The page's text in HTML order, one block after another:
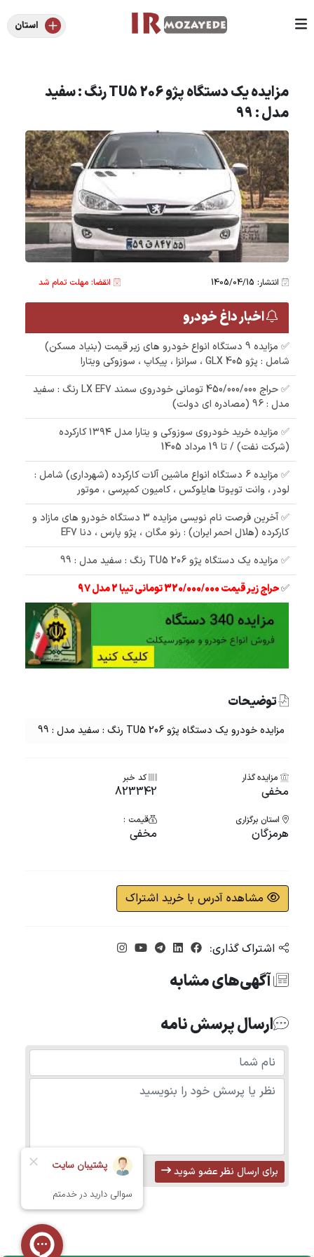
استان
مزایده یک دستگاه پژو 206 TU5 رنگ : سفید
مدل : 99
انتشار: 1405/04/15 انقضا: مهلت تمام شد
اخبار داغ خودرو
✅ مزایده 9 دستگاه انواع خودرو های زیر قیمت (بنیاد مسکن)
شامل : پژو 405 GLX ، سرانزا ، پیکاپ ، سوزوکی ویتارا
✅ حراج 450/000/000 تومانی خودروی سمند LX EF7 رنگ : سفید
مدل : 96 (مصادره ای دولت)
✅ مزایده خرید خودروی سوزوکی و یتارا مدل ۱۳۹۴ کارکرده
(شرکت نفت) / تا 19 مرداد 1405
✅ مزایده 6 دستگاه انواع ماشین آلات کارکرده (شهرداری) شامل :
لودر ، وانت تویوتا هایلوکس ، کامیون کمپرسی ، موتور
✅ آخرین فرصت نام نویسی مزایده 3 دستگاه خودرو های مازاد و
کارکرده (هلال احمر ایران) : رنو مگان ، پژو پارس ، دنا EF7
✅ مزایده یک دستگاه پژو 206 TU5 رنگ : سفید مدل : 99
✅حراج زیر قیمت 320/000/000 تومانی تیبا 2 مدل 97
توضیحات
مزایده خودرو یک دستگاه پژو 206 TU5 رنگ : سفید مدل : 99
مزایده گذار
مخفی
کد خبر
823342
استان برگزاری
هرمزگان
قیمت :
مخفی
مشاهده آدرس با خرید اشتراک
اشتراک گذاری:
آگهی‌های مشابه
ارسال پرسش نامه
برای ارسال نظر عضو شوید